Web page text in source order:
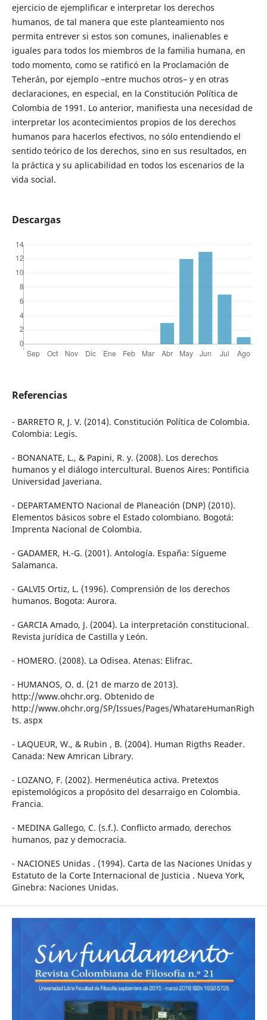
ejercicio de ejemplificar e interpretar los derechos
humanos, de tal manera que este planteamiento nos
permita entrever si estos son comunes, inalienables e
iguales para todos los miembros de la familia humana, en
todo momento, como se ratificó en la Proclamación de
Teherán, por ejemplo –entre muchos otros– y en otras
declaraciones, en especial, en la Constitución Política de
Colombia de 1991. Lo anterior, manifiesta una necesidad de
interpretar los acontecimientos propios de los derechos
humanos para hacerlos efectivos, no sólo entendiendo el
sentido teórico de los derechos, sino en sus resultados, en
la práctica y su aplicabilidad en todos los escenarios de la
vida social.
Descargas
Referencias
- BARRETO R, J. V. (2014). Constitución Política de Colombia.
Colombia: Legis.
- BONANATE, L., & Papini, R. y. (2008). Los derechos
humanos y el diálogo intercultural. Buenos Aires: Pontificia
Universidad Javeriana.
- DEPARTAMENTO Nacional de Planeación (DNP) (2010).
Elementos básicos sobre el Estado colombiano. Bogotá:
Imprenta Nacional de Colombia.
- GADAMER, H.-G. (2001). Antología. España: Sígueme
Salamanca.
- GALVIS Ortiz, L. (1996). Comprensión de los derechos
humanos. Bogota: Aurora.
- GARCIA Amado, J. (2004). La interpretación constitucional.
Revista jurídica de Castilla y León.
- HOMERO. (2008). La Odisea. Atenas: Elifrac.
- HUMANOS, O. d. (21 de marzo de 2013).
http://www.ohchr.org. Obtenido de
http://www.ohchr.org/SP/Issues/Pages/WhatareHumanRigh
ts. aspx
- LAQUEUR, W., & Rubin , B. (2004). Human Rigths Reader.
Canada: New Amrican Library.
- LOZANO, F. (2002). Hermenéutica activa. Pretextos
epistemológicos a propósito del desarraigo en Colombia.
Francia.
- MEDINA Gallego, C. (s.f.). Conflicto armado, derechos
humanos, paz y democracia.
- NACIONES Unidas . (1994). Carta de las Naciones Unidas y
Estatuto de la Corte Internacional de Justicia . Nueva York,
Ginebra: Naciones Unidas.